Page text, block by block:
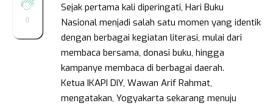
0
Sejak pertama kali diperingati, Hari Buku
Nasional menjadi salah satu momen yang identik
dengan berbagai kegiatan literasi, mulai dari
membaca bersama, donasi buku, hingga
kampanye membaca di berbagai daerah.
Ketua IKAPI DIY, Wawan Arif Rahmat,
mengatakan, Yogyakarta sekarang menuju